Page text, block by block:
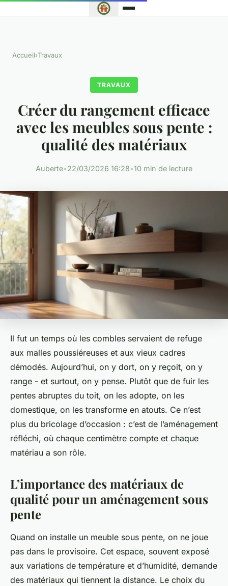
Accueil›Travaux
TRAVAUX
Créer du rangement efficace
avec les meubles sous pente :
qualité des matériaux
Auberte•22/03/2026 16:28•10 min de lecture
Il fut un temps où les combles servaient de refuge
aux malles poussiéreuses et aux vieux cadres
démodés. Aujourd’hui, on y dort, on y reçoit, on y
range - et surtout, on y pense. Plutôt que de fuir les
pentes abruptes du toit, on les adopte, on les
domestique, on les transforme en atouts. Ce n’est
plus du bricolage d’occasion : c’est de l’aménagement
réfléchi, où chaque centimètre compte et chaque
matériau a son rôle.
L’importance des matériaux de
qualité pour un aménagement sous
pente
Quand on installe un meuble sous pente, on ne joue
pas dans le provisoire. Cet espace, souvent exposé
aux variations de température et d’humidité, demande
des matériaux qui tiennent la distance. Le choix du